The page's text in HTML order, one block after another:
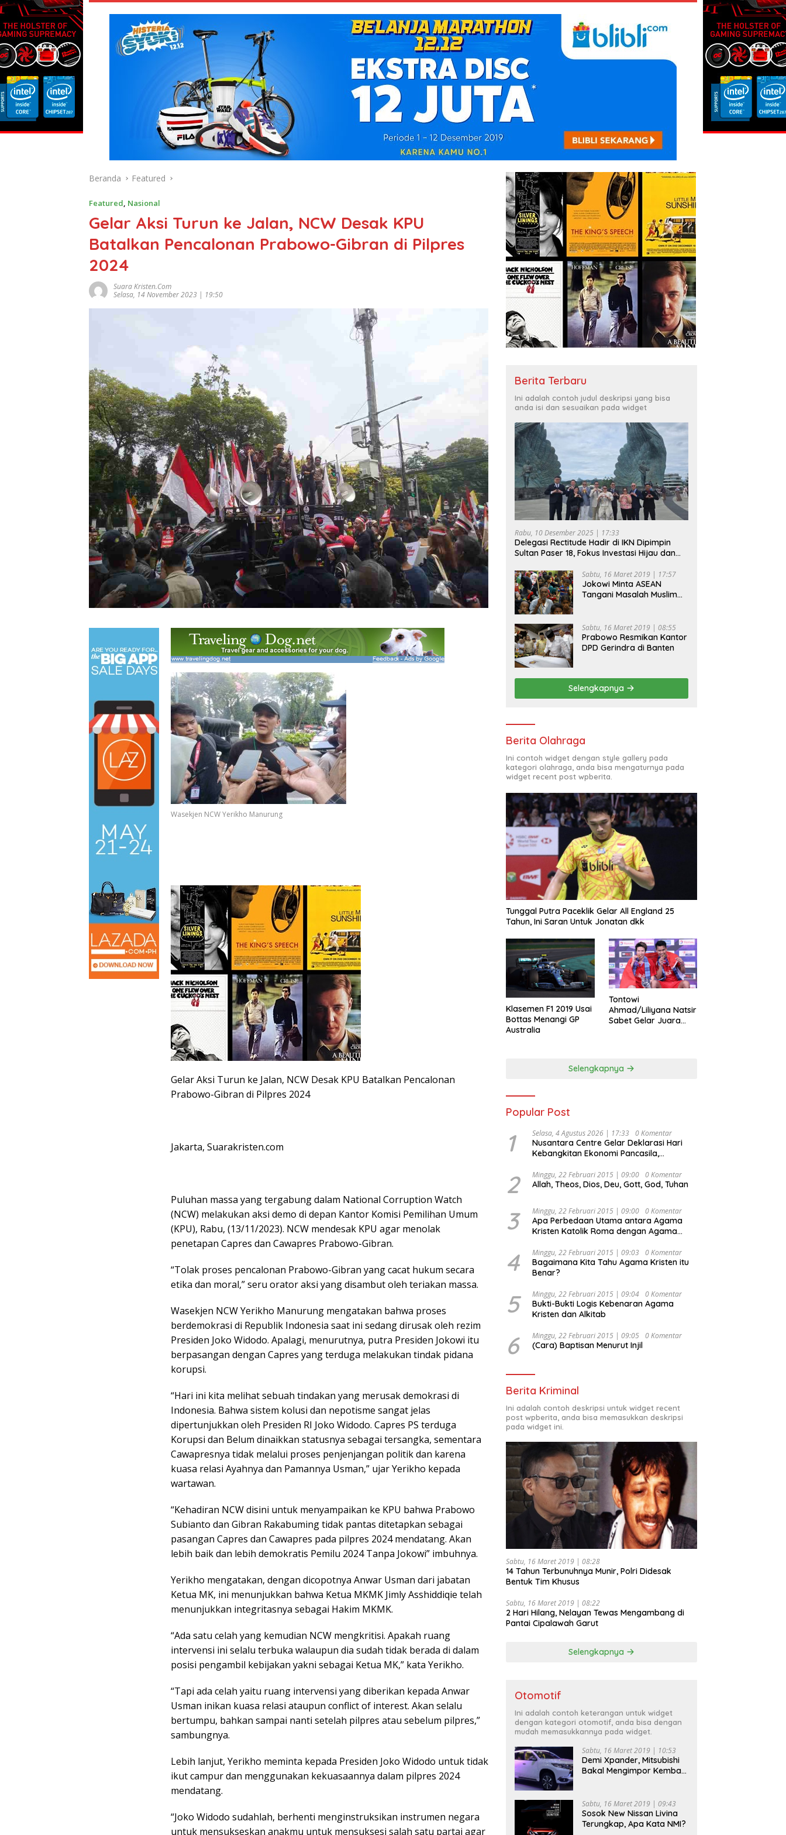
Beranda Featured
Featured, Nasional
Gelar Aksi Turun ke Jalan, NCW Desak KPU
Batalkan Pencalonan Prabowo-Gibran di Pilpres
2024
Suara Kristen.com
Selasa, 14 November 2023 | 19:50
Wasekjen NCW Yerikho Manurung
Gelar Aksi Turun ke Jalan, NCW Desak KPU Batalkan Pencalonan
Prabowo-Gibran di Pilpres 2024
Jakarta, Suarakristen.com
Puluhan massa yang tergabung dalam National Corruption Watch
(NCW) melakukan aksi demo di depan Kantor Komisi Pemilihan Umum
(KPU), Rabu, (13/11/2023). NCW mendesak KPU agar menolak
penetapan Capres dan Cawapres Prabowo-Gibran.
“Tolak proses pencalonan Prabowo-Gibran yang cacat hukum secara
etika dan moral,” seru orator aksi yang disambut oleh teriakan massa.
Wasekjen NCW Yerikho Manurung mengatakan bahwa proses
berdemokrasi di Republik Indonesia saat ini sedang dirusak oleh rezim
Presiden Joko Widodo. Apalagi, menurutnya, putra Presiden Jokowi itu
berpasangan dengan Capres yang terduga melakukan tindak pidana
korupsi.
“Hari ini kita melihat sebuah tindakan yang merusak demokrasi di
Indonesia. Bahwa sistem kolusi dan nepotisme sangat jelas
dipertunjukkan oleh Presiden RI Joko Widodo. Capres PS terduga
Korupsi dan Belum dinaikkan statusnya sebagai tersangka, sementara
Cawapresnya tidak melalui proses penjenjangan politik dan karena
kuasa relasi Ayahnya dan Pamannya Usman,” ujar Yerikho kepada
wartawan.
“Kehadiran NCW disini untuk menyampaikan ke KPU bahwa Prabowo
Subianto dan Gibran Rakabuming tidak pantas ditetapkan sebagai
pasangan Capres dan Cawapres pada pilpres 2024 mendatang. Akan
lebih baik dan lebih demokratis Pemilu 2024 Tanpa Jokowi” imbuhnya.
Yerikho mengatakan, dengan dicopotnya Anwar Usman dari jabatan
Ketua MK, ini menunjukkan bahwa Ketua MKMK Jimly Asshiddiqie telah
menunjukkan integritasnya sebagai Hakim MKMK.
“Ada satu celah yang kemudian NCW mengkritisi. Apakah ruang
intervensi ini selalu terbuka walaupun dia sudah tidak berada di dalam
posisi pengambil kebijakan yakni sebagai Ketua MK,” kata Yerikho.
“Tapi ada celah yaitu ruang intervensi yang diberikan kepada Anwar
Usman inikan kuasa relasi ataupun conflict of interest. Akan selalu
bertumpu, bahkan sampai nanti setelah pilpres atau sebelum pilpres,”
sambungnya.
Lebih lanjut, Yerikho meminta kepada Presiden Joko Widodo untuk tidak
ikut campur dan menggunakan kekuasaannya dalam pilpres 2024
mendatang.
“Joko Widodo sudahlah, berhenti menginstruksikan instrumen negara
untuk mensukseskan anakmu untuk mensuksesi salah satu partai agar
Berita Terbaru
Ini adalah contoh judul deskripsi yang bisa
anda isi dan sesuaikan pada widget
Rabu, 10 Desember 2025 | 17:33
Delegasi Rectitude Hadir di IKN Dipimpin
Sultan Paser 18, Fokus Investasi Hijau dan
Sabtu, 16 Maret 2019 | 17:57
Jokowi Minta ASEAN
Tangani Masalah Muslim
Sabtu, 16 Maret 2019 | 08:55
Prabowo Resmikan Kantor
DPD Gerindra di Banten
Selengkapnya
Berita Olahraga
Ini contoh widget dengan style gallery pada
kategori olahraga, anda bisa mengaturnya pada
widget recent post wpberita.
Tunggal Putra Paceklik Gelar All England 25
Tahun, Ini Saran Untuk Jonatan dkk
Klasemen F1 2019 Usai
Bottas Menangi GP
Australia
Tontowi
Ahmad/Liliyana Natsir
Sabet Gelar Juara
Selengkapnya
Popular Post
1 Selasa, 4 Agustus 2026 | 17:33 0 Komentar
Nusantara Centre Gelar Deklarasi Hari
Kebangkitan Ekonomi Pancasila,
Djojohadikusumo Anti Penjajahan
(Pergolakan Ekonomi Politik Indonesia) &
Undang Perekonomian Nasional dan
Kesejahteraan Sosial dalam Menata
Bangsa Menuju Indonesia Emas 2045”,
2 Minggu, 22 Februari 2015 | 09:00 0 Komentar
Allah, Theos, Dios, Deu, Gott, God, Tuhan
3 Minggu, 22 Februari 2015 | 09:00 0 Komentar
Apa Perbedaan Utama antara Agama
Kristen Katolik Roma dengan Agama
4 Minggu, 22 Februari 2015 | 09:03 0 Komentar
Bagaimana Kita Tahu Agama Kristen itu
Benar?
5 Minggu, 22 Februari 2015 | 09:04 0 Komentar
Bukti-Bukti Logis Kebenaran Agama
Kristen dan Alkitab
6 Minggu, 22 Februari 2015 | 09:05 0 Komentar
(Cara) Baptisan Menurut Injil
Berita Kriminal
Ini adalah contoh deskripsi untuk widget recent
post wpberita, anda bisa memasukkan deskripsi
pada widget ini.
Sabtu, 16 Maret 2019 | 08:28
14 Tahun Terbunuhnya Munir, Polri Didesak
Bentuk Tim Khusus
Sabtu, 16 Maret 2019 | 08:22
2 Hari Hilang, Nelayan Tewas Mengambang di
Pantai Cipalawah Garut
Selengkapnya
Otomotif
Ini adalah contoh keterangan untuk widget
dengan kategori otomotif, anda bisa dengan
mudah memasukkannya pada widget.
Sabtu, 16 Maret 2019 | 10:53
Demi Xpander, Mitsubishi
Bakal Mengimpor Kembali
Sabtu, 16 Maret 2019 | 09:43
Sosok New Nissan Livina
Terungkap, Apa Kata NMI?